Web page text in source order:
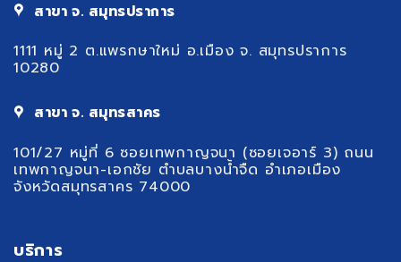
สาขา จ. สมุทรปราการ
1111 หมู่ 2 ต.แพรกษาใหม่ อ.เมือง จ. สมุทรปราการ
10280
สาขา จ. สมุทรสาคร
101/27 หมู่ที่ 6 ซอยเทพกาญจนา (ซอยเจอาร์ 3) ถนน
เทพกาญจนา-เอกชัย ตำบลบางน้ำจืด อำเภอเมือง
จังหวัดสมุทรสาคร 74000
บริการ